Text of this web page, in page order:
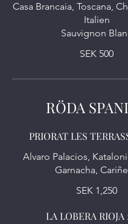
Casa Brancaia, Toscana,
Italien
Sauvignon
SEK 500
RÖDA
PRIORAT LES
Alvaro Palacios,
Garnacha,
SEK 1,250
LA LOBERA RIOJA